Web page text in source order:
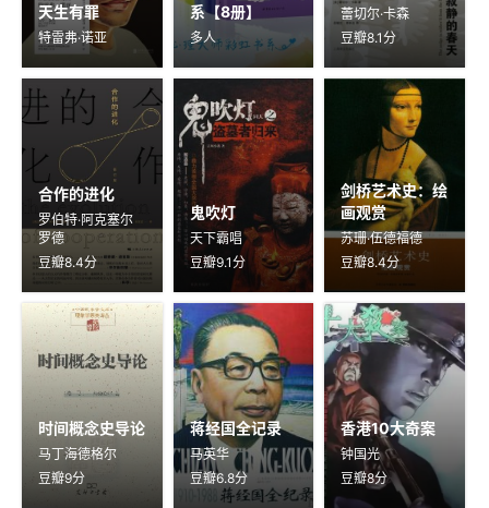
天生有罪
特雷弗·诺亚
系【8册】
多人
蕾切尔·卡森
豆瓣8.1分
合作的进化
罗伯特·阿克塞尔
罗德
豆瓣8.4分
鬼吹灯
天下霸唱
豆瓣9.1分
剑桥艺术史：绘
画观赏
苏珊·伍德福德
豆瓣8.4分
时间概念史导论
马丁海德格尔
豆瓣9分
蒋经国全记录
马英华
豆瓣6.8分
香港10大奇案
钟国光
豆瓣8分